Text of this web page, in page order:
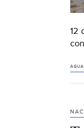
12
AGUA